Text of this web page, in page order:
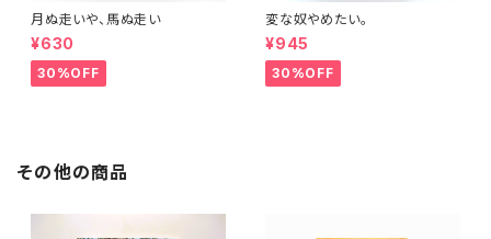
月ぬ走いや、馬ぬ走い
¥630
30%OFF
変な奴やめたい。
¥945
30%OFF
その他の商品